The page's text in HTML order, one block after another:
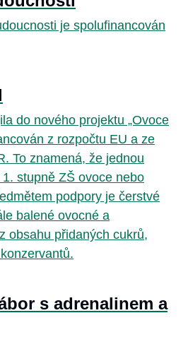
je spolufinancován
do nového projektu „Ovoce
z rozpočtu EU a ze
To znamená, že jednou
stupně ZŠ ovoce nebo
podpory je čerstvé
balené ovocné a
obsahu přidaných cukrů,
s adrenalinem a